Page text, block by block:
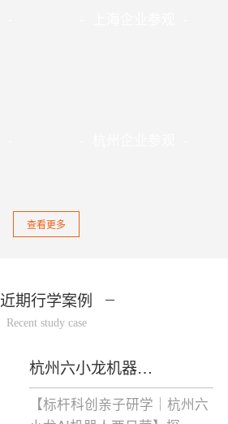
查看更多
近期行学案例
Recent study case
杭州六小龙机器…
【标杆科创亲子研学｜杭州六